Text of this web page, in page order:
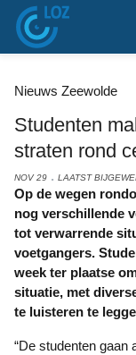
Nieuws Zeewolde
Studenten
straten rond
NOV 29 LAATST
Op de wegen rondom het centrum van Zeewolde gelden nu
nog verschillende
tot verwarrende
voetgangers.
week ter plaatse
situatie, met
te luisteren te
“De studenten gaan allemaal aan de slag met het maken van